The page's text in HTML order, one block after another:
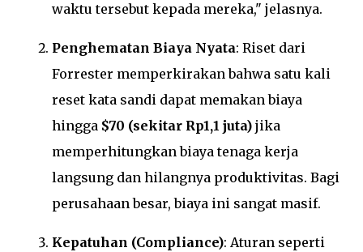
waktu tersebut kepada mereka," jelasnya.
Penghematan Biaya Nyata: Riset dari
Forrester memperkirakan bahwa satu kali
reset kata sandi dapat memakan biaya
hingga $70 (sekitar Rp1,1 juta) jika
memperhitungkan biaya tenaga kerja
langsung dan hilangnya produktivitas. Bagi
perusahaan besar, biaya ini sangat masif.
Kepatuhan (Compliance): Aturan seperti